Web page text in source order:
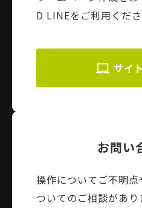
D LINEをご利用くださ
サイ
お問い
操作についてご不明
ついてのご相談があ